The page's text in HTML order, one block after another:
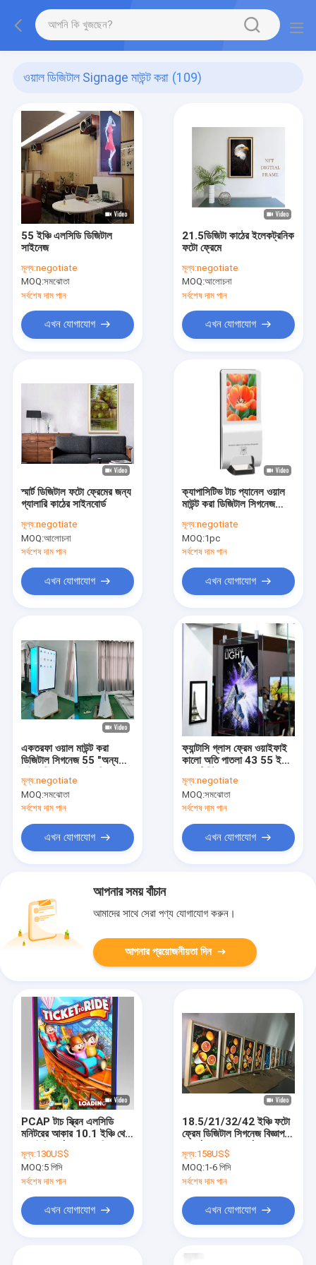
ওয়াল ডিজিটাল Signage মাউন্ট করা (109)
55 ইঞ্চি এলসিডি ডিজিটাল
সাইনেজ
মূল্য:negotiate
MOQ:সমঝোতা
সর্বশেষ দাম পান
এখন যোগাযোগ
21.5ডিজিটা কাঠের ইলেকট্রনিক
ফটো ফ্রেমে
মূল্য:negotiate
MOQ:আলোচনা
সর্বশেষ দাম পান
এখন যোগাযোগ
স্মার্ট ডিজিটাল ফটো ফ্রেমের জন্য
গ্যালারি কাঠের সাইনবোর্ড
মূল্য:negotiate
MOQ:আলোচনা
সর্বশেষ দাম পান
এখন যোগাযোগ
ক্যাপাসিটিভ টাচ প্যানেল ওয়াল
মাউন্ট করা ডিজিটাল সিগনেজ
কোণ
মূল্য:negotiate
MOQ:1pc
সর্বশেষ দাম পান
এখন যোগাযোগ
একতরফা ওয়াল মাউন্ট করা
ডিজিটাল সিগনেজ 55 "অন্য
মূল্য:negotiate
MOQ:সমঝোতা
সর্বশেষ দাম পান
এখন যোগাযোগ
ফ্যান্টাসি গ্লাস ফ্রেম ওয়াইফাই
কালো অতি পাতলা 43 55 ইঞ্চি
পার্শ্বযুক্ত 4 কে রঙাকুলি উচ্চ
ব্রাইটনেস ডিজিটাল সাইন
মূল্য:negotiate
MOQ:সমঝোতা
সর্বশেষ দাম পান
এখন যোগাযোগ
আপনার সময় বাঁচান
আমাদের সাথে সেরা পণ্য যোগাযোগ করুন।
আপনার প্রয়োজনীয়তা দিন
PCAP টাচ স্ক্রিন এলসিডি
মনিটরের আকার 10.1 ইঞ্চি থেকে
জন্য রঙিন এলইডি লাইটের সাথে
মূল্য:130US$
MOQ:5 পিসি
সর্বশেষ দাম পান
এখন যোগাযোগ
18.5/21/32/42 ইঞ্চি ফটো
ফ্রেম ডিজিটাল সিগনেজ বিজ্ঞাপন
মূল্য:158US$
MOQ:1-6 পিসি
সর্বশেষ দাম পান
এখন যোগাযোগ